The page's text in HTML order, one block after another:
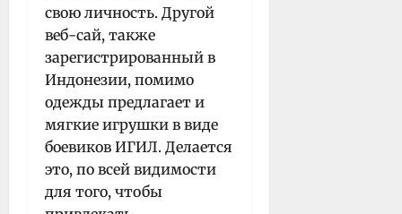
свою личность. Другой
веб-сай, также
зарегистрированный в
Индонезии, помимо
одежды предлагает и
мягкие игрушки в виде
боевиков ИГИЛ. Делается
это, по всей видимости
для того, чтобы